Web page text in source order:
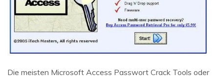
Die meisten Microsoft Access Passwort Crack Tools oder